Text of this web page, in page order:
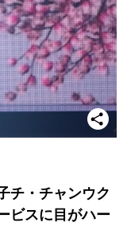
チ・チャンウク
ビスに目がハー